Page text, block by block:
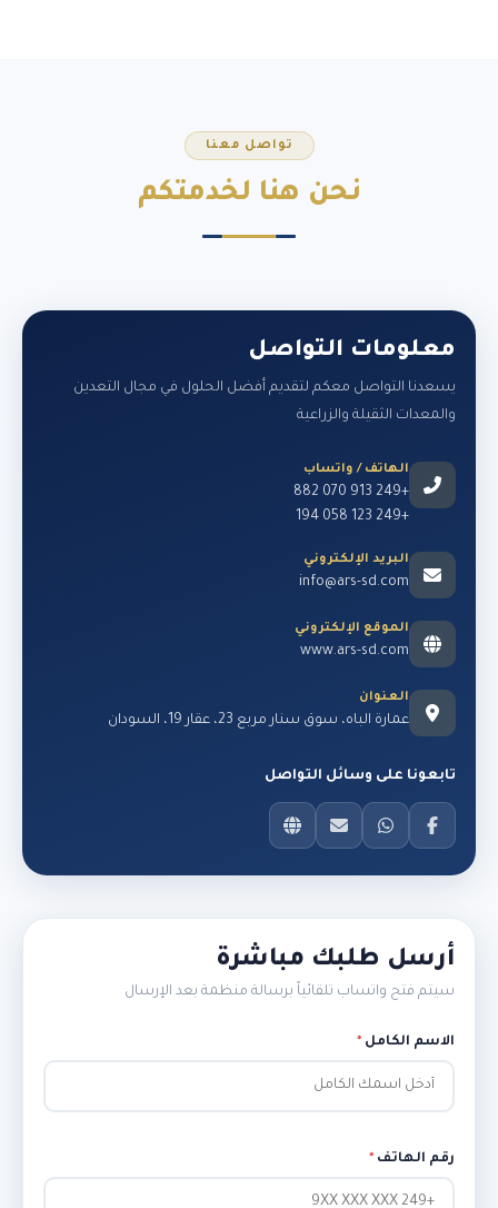
تواصل معنا
نحن هنا لخدمتكم
معلومات التواصل
يسعدنا التواصل معكم لتقديم أفضل الحلول في مجال التعدين
والمعدات الثقيلة والزراعية
الهاتف / واتساب
+249 913 070 882
+249 123 058 194
البريد الإلكتروني
info@ars-sd.com
الموقع الإلكتروني
www.ars-sd.com
العنوان
عمارة الباه، سوق سنار مربع 23، عقار 19، السودان
تابعونا على وسائل التواصل
أرسل طلبك مباشرة
سيتم فتح واتساب تلقائياً برسالة منظمة بعد الإرسال
الاسم الكامل *
رقم الهاتف *